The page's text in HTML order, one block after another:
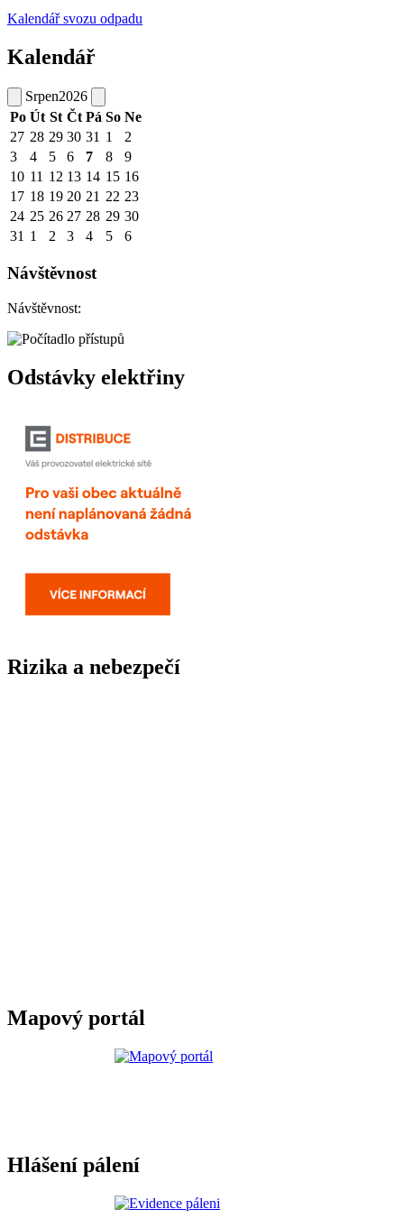
Kalendář svozu odpadu
Kalendář
Srpen2026
Po Út St Čt Pá So Ne
27 28 29 30 31 1
2
3
4 5 6 7 8
9
10 11 12 13 14 15 16
17 18 19 20 21 22 23
24 25 26 27 28 29 30
31 1 2 3 4 5 6
Návštěvnost
Návštěvnost:
Odstávky elektřiny
Rizika a nebezpečí
Mapový portál
Hlášení pálení